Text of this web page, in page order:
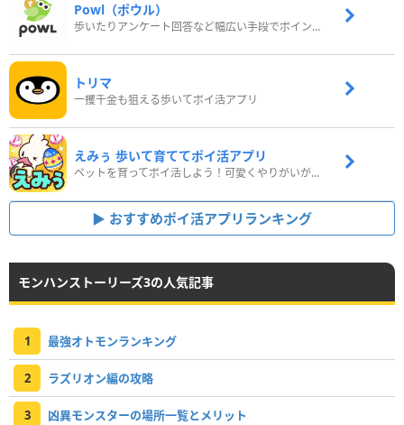
Powl（ポウル）
歩いたりアンケート回答など幅広い手段でポイントをゲット
トリマ
一攫千金も狙える歩いてポイ活アプリ
えみぅ 歩いて育ててポイ活アプリ
ペットを育ってポイ活しよう！可愛くやりがいがある新感覚アプリ
おすすめポイ活アプリランキング
モンハンストーリーズ3の人気記事
1 最強オトモンランキング
2 ラズリオン編の攻略
3 凶異モンスターの場所一覧とメリット